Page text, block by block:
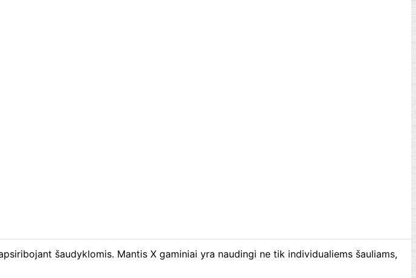
šaudyklomis. Mantis X gaminiai yra naudingi ne tik individualiems šauliams,